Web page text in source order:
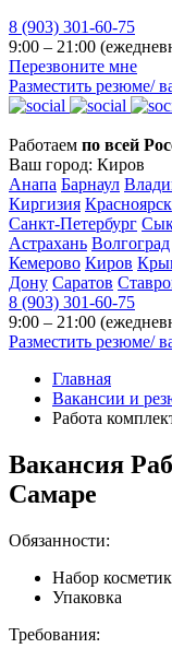
8 (903) 301-60-75
9:00 – 21:00
Перезвоните мне
Разместить резюме/
Работаем по всей
Ваш город: Киров
Анапа Барнаул
Киргизия Красноярск
Санкт-Петербург
Астрахань Волгоград
Кемерово Киров
Дону Саратов
8 (903) 301-60-75
9:00 – 21:00
Разместить резюме/
Главная
Вакансии и
Работа
Вакансия
Самаре
Обязанности:
Набор
Упаковка
Требования: